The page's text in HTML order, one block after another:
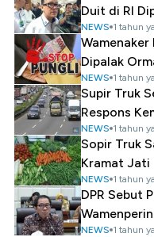
Duit di RI
NEWS 1 tahun
Dipalak
NEWS 1 tahun
Supir Truk
Respons
NEWS 1 tahun
Sopir Truk
Kramat Jati
NEWS 1 tahun
DPR Sebut
NEWS 1 tahun